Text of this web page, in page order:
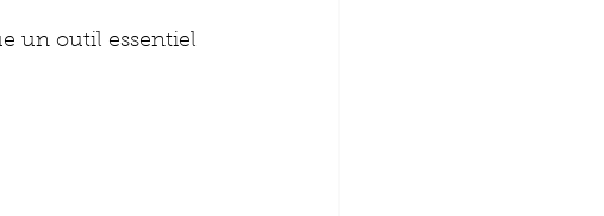
un outil essentiel